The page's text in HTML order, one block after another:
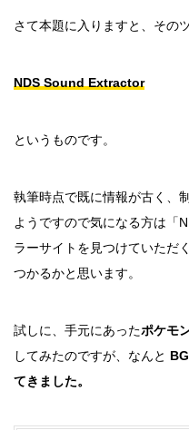
さて本題に入りますと、その
NDS Sound Extractor
というものです。
執筆時点で既に情報が古く、
ようですので気になる方は「
ラーサイトを見つけていただ
つかるかと思います。
試しに、手元にあったポケモ
してみたのですが、なんと
てきました。